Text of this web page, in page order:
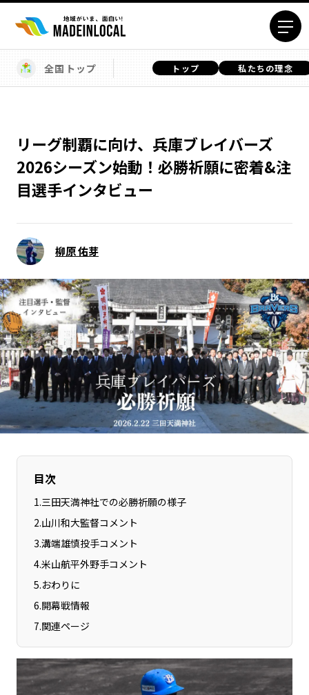
エリアから探す
岩手エリア
宮城エリア
秋田エリア
山形エリア
福島エリア
茨城エリア
栃木エリア
埼玉エリア
千葉エリア
東京23区エリア
神奈川エリア
富山エリア
石川エリア
福井エリア
山梨エリア
長野エリア
岐阜エリア
静岡エリア
愛知エリア
三重エリア
滋賀エリア
京都エリア
大阪市エリア
北摂エリア
堺・泉州エリア
河内エリア
兵庫エリア
奈良エリア
和歌山エリア
鳥取エリア
岡山エリア
広島エリア
山口エリア
香川エリア
高知エリア
佐賀エリア
熊本エリア
宮崎エリア
沖縄エリア
全国トップ トップ 私たちの理念
リーグ制覇に向け、兵庫ブレイバーズ
2026シーズン始動！必勝祈願に密着&注
目選手インタビュー
柳原 佑芽
目次
1.三田天満神社での必勝祈願の様子
2.山川和大監督コメント
3.溝端雄慎投手コメント
4.米山航平外野手コメント
5.おわりに
6.開幕戦情報
7.関連ページ